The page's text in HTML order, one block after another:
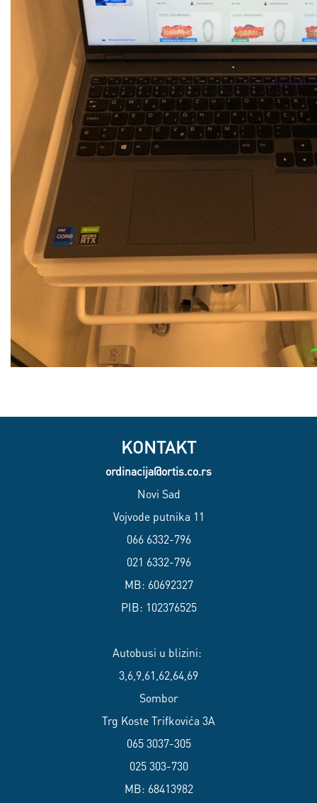
KONTAKT
ordinacija@ortis.co.rs
Novi Sad
Vojvode putnika 11
066 6332-796
021 6332-796
MB: 60692327
PIB: 102376525
Autobusi u blizini:
3,6,9,61,62,64,69
Sombor
Trg Koste Trifkovića 3A
065 3037-305
025 303-730
MB: 68413982